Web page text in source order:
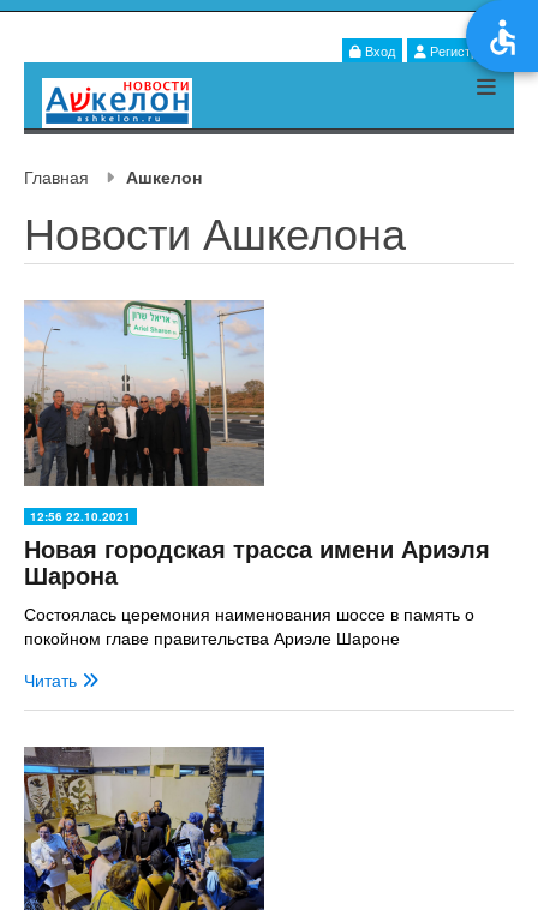
Вход Регистрация
Главная Ашкелон
Новости Ашкелона
12:56 22.10.2021
Новая городская трасса имени Ариэля
Шарона
Состоялась церемония наименования шоссе в память о
покойном главе правительства Ариэле Шароне
Читать